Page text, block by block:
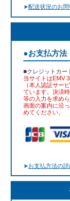
➤配送状況のお
●お支払方法
■クレジットカー
当サイトはEMV
（本人認証サー
ています。決済
等の入力を求めら
画面の案内に沿
めてください。
➤お支払方法の